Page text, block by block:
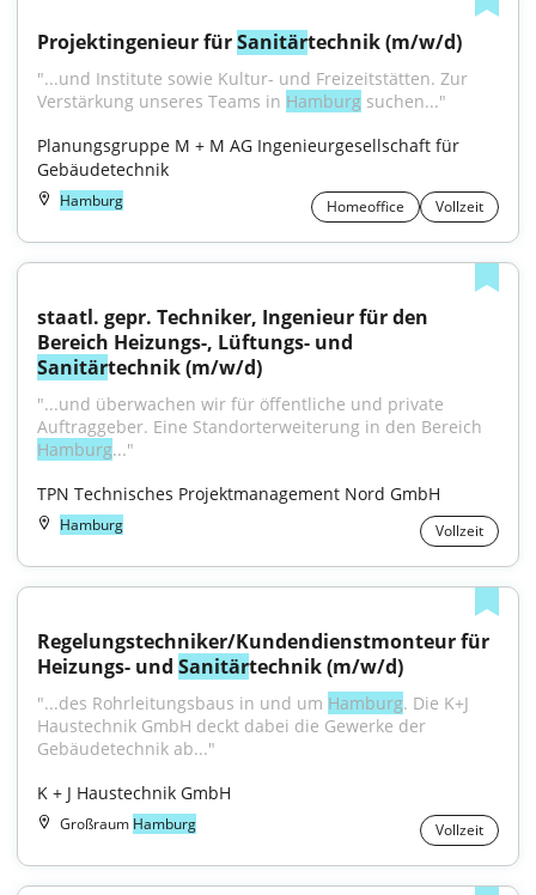
Projektingenieur für Sanitärtechnik (m/w/d)
"...und Institute sowie Kultur- und Freizeitstätten. Zur
Verstärkung unseres Teams in Hamburg suchen..."
Planungsgruppe M + M AG Ingenieurgesellschaft für
Gebäudetechnik
Hamburg Homeoffice Vollzeit
staatl. gepr. Techniker, Ingenieur für den
Sanitärtechnik (m/w/d)
"...und überwachen wir für öffentliche und private
Hamburg..."
TPN Technisches Projektmanagement Nord GmbH
Hamburg Vollzeit
Regelungstechniker/Kundendienstmonteur für
Heizungs- und Sanitärtechnik (m/w/d)
"...des Rohrleitungsbaus in und um Hamburg. Die K+J
Haustechnik GmbH deckt dabei die Gewerke der
Gebäudetechnik ab..."
K + J Haustechnik GmbH
Großraum Hamburg Vollzeit